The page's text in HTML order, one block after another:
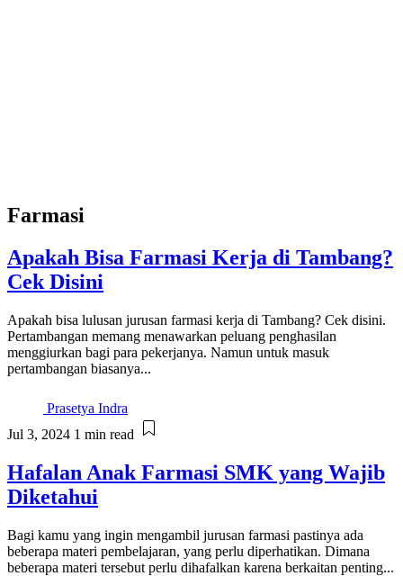
Farmasi
Apakah Bisa Farmasi Kerja di Tambang?
Cek Disini
Apakah bisa lulusan jurusan farmasi kerja di Tambang? Cek disini.
Pertambangan memang menawarkan peluang penghasilan
menggiurkan bagi para pekerjanya. Namun untuk masuk
pertambangan biasanya...
Prasetya Indra
Jul 3, 2024 1 min read
Hafalan Anak Farmasi SMK yang Wajib
Diketahui
Bagi kamu yang ingin mengambil jurusan farmasi pastinya ada
beberapa materi pembelajaran, yang perlu diperhatikan. Dimana
beberapa materi tersebut perlu dihafalkan karena berkaitan penting...